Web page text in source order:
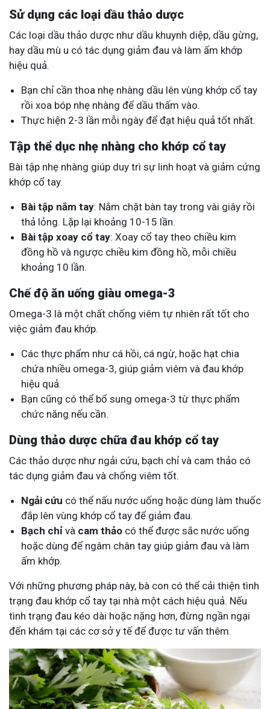
Sử dụng các loại dầu thảo dược
Các loại dầu thảo dược như dầu khuynh diệp, dầu gừng,
hay dầu mù u có tác dụng giảm đau và làm ấm khớp
hiệu quả.
Bạn chỉ cần thoa nhẹ nhàng dầu lên vùng khớp cổ tay
rồi xoa bóp nhẹ nhàng để dầu thấm vào.
Thực hiện 2-3 lần mỗi ngày để đạt hiệu quả tốt nhất.
Tập thể dục nhẹ nhàng cho khớp cổ tay
Bài tập nhẹ nhàng giúp duy trì sự linh hoạt và giảm cứng
khớp cổ tay.
Bài tập nắm tay: Nắm chặt bàn tay trong vài giây rồi
thả lỏng. Lặp lại khoảng 10-15 lần.
Bài tập xoay cổ tay: Xoay cổ tay theo chiều kim
đồng hồ và ngược chiều kim đồng hồ, mỗi chiều
khoảng 10 lần.
Chế độ ăn uống giàu omega-3
Omega-3 là một chất chống viêm tự nhiên rất tốt cho
việc giảm đau khớp.
Các thực phẩm như cá hồi, cá ngừ, hoặc hạt chia
chứa nhiều omega-3, giúp giảm viêm và đau khớp
hiệu quả.
Bạn cũng có thể bổ sung omega-3 từ thực phẩm
chức năng nếu cần.
Dùng thảo dược chữa đau khớp cổ tay
Các thảo dược như ngải cứu, bạch chỉ và cam thảo có
tác dụng giảm đau và chống viêm tốt.
Ngải cứu có thể nấu nước uống hoặc dùng làm thuốc
đắp lên vùng khớp cổ tay để giảm đau.
Bạch chỉ và cam thảo có thể được sắc nước uống
hoặc dùng để ngâm chân tay giúp giảm đau và làm
ấm khớp.
Với những phương pháp này, bà con có thể cải thiện tình
trạng đau khớp cổ tay tại nhà một cách hiệu quả. Nếu
tình trạng đau kéo dài hoặc nặng hơn, đừng ngần ngại
đến khám tại các cơ sở y tế để được tư vấn thêm.